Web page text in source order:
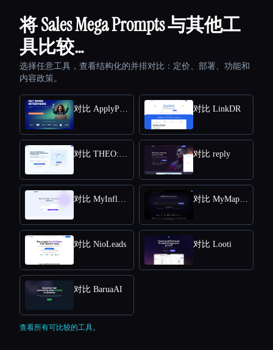
将 Sales Mega Prompts 与其他工
具比较…
选择任意工具，查看结构化的并排对比：定价、部署、功能和
内容政策。
对比 ApplyPass 对比 LinkDR
对比 THEO: Context-aware Strategic Co-Pilot 对比 reply
对比 MyInfluencer 对比 MyMap.AI Swot Analysis Generator
对比 NioLeads 对比 Looti
对比 BaruaAI
查看所有可比较的工具。